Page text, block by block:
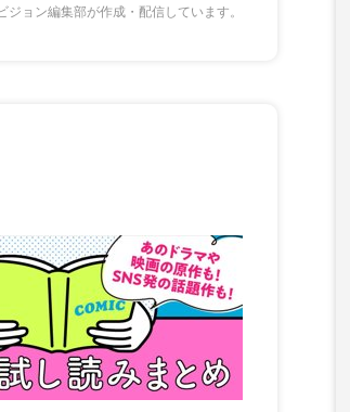
ジョン編集部が作成・配信しています。